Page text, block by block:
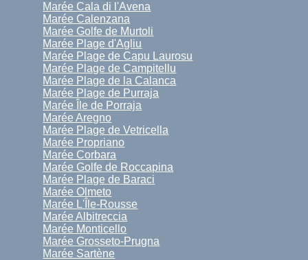
Marée Cala di l'Avena
Marée Calenzana
Marée Golfe de Murtoli
Marée Plage d'Agliu
Marée Plage de Capu Laurosu
Marée Plage de Campitellu
Marée Plage de la Calanca
Marée Plage de Purraja
Marée Île de Porraja
Marée Aregno
Marée Plage de Vetricella
Marée Propriano
Marée Corbara
Marée Golfe de Roccapina
Marée Plage de Baraci
Marée Olmeto
Marée L'Île-Rousse
Marée Albitreccia
Marée Monticello
Marée Grosseto-Prugna
Marée Sartène